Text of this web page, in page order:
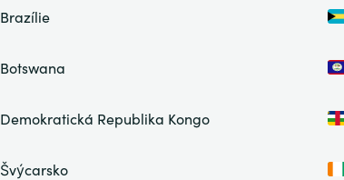
Brazílie
Botswana
Demokratická Republika Kongo
Švýcarsko